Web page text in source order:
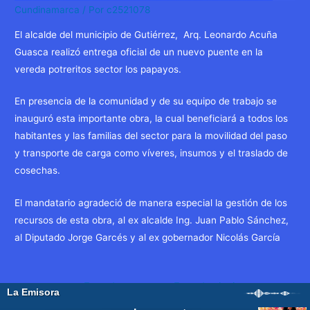
Cundinamarca / Por c2521078
El alcalde del municipio de Gutiérrez, Arq. Leonardo Acuña
Guasca realizó entrega oficial de un nuevo puente en la
vereda potreritos sector los papayos.
En presencia de la comunidad y de su equipo de trabajo se
inauguró esta importante obra, la cual beneficiará a todos los
habitantes y las familias del sector para la movilidad del paso
y transporte de carga como víveres, insumos y el traslado de
cosechas.
El mandatario agradeció de manera especial la gestión de los
recursos de esta obra, al ex alcalde Ing. Juan Pablo Sánchez,
al Diputado Jorge Garcés y al ex gobernador Nicolás García
Navegación
de
←Entrada
Entrada siguiente